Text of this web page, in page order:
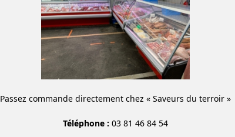
Passez commande directement chez « Saveurs du terroir »
Téléphone : 03 81 46 84 54